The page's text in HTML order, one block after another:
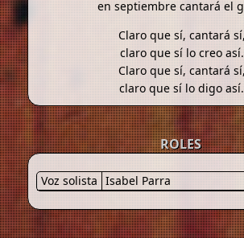
en septiembre cantará el
Claro que sí, cantará
claro que sí lo creo así.
Claro que sí, cantará
claro que sí lo digo así.
ROLES
Voz solista Isabel Parra